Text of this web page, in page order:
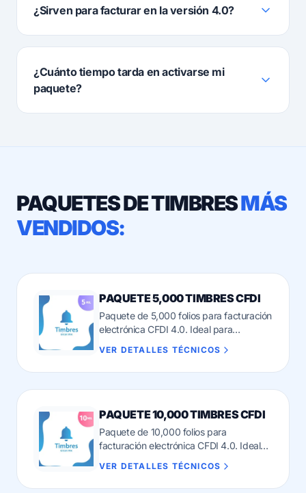
¿Sirven para facturar en la versión 4.0?
¿Cuánto tiempo tarda en activarse mi
paquete?
PAQUETES DE TIMBRESMÁS
VENDIDOS:
PAQUETE 5,000 TIMBRES CFDI
Paquete de 5,000 folios para facturación
electrónica CFDI 4.0. Ideal para
pequeños negocios que inician su
proceso de facturación legal.
VER DETALLES TÉCNICOS
PAQUETE 10,000 TIMBRES CFDI
Paquete de 10,000 folios para
facturación electrónica CFDI 4.0. Ideal
para negocios con un volumen
moderado de movimientos mensuales.
VER DETALLES TÉCNICOS